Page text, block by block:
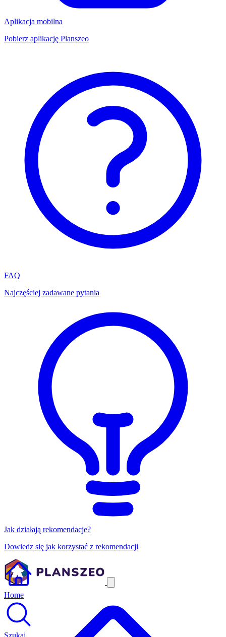
Aplikacja mobilna
Pobierz aplikację Planszeo
FAQ
Najczęściej zadawane pytania
Jak działają rekomendacje?
Dowiedz się jak korzystać z rekomendacji
Home
Szukaj